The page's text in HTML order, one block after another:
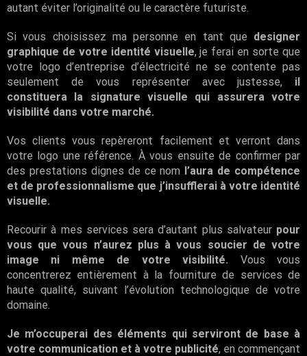
autant éviter l’originalité ou le caractère futuriste.
Si vous choisissez ma personne en tant que designer
graphique de votre identité visuelle, je ferai en sorte que
votre logo d’entreprise d’électricité ne se contente pas
seulement de vous représenter avec justesse, il
constituera la signature visuelle qui assurera votre
visibilité dans votre marché.
Vos clients vous repèreront facilement et verront dans
votre logo une référence. À vous ensuite de confirmer par
des prestations dignes de ce nom l’aura de compétence
et de professionnalisme que j’insufflerai à votre identité
visuelle.
Recourir à mes services sera d’autant plus salvateur pour
vous que vous n’aurez plus à vous soucier de votre
image ni même de votre visibilité. Vous vous
concentrerez entièrement à la fourniture de services de
haute qualité, suivant l’évolution technologique de votre
domaine.
Je m’occuperai des éléments qui serviront de base à
votre communication et à votre publicité, en commençant